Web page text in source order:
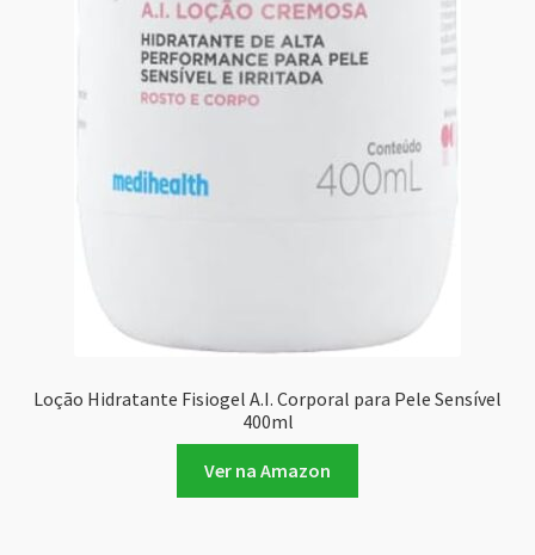
Loção Hidratante Fisiogel A.I. Corporal para Pele Sensível
400ml
Ver na Amazon